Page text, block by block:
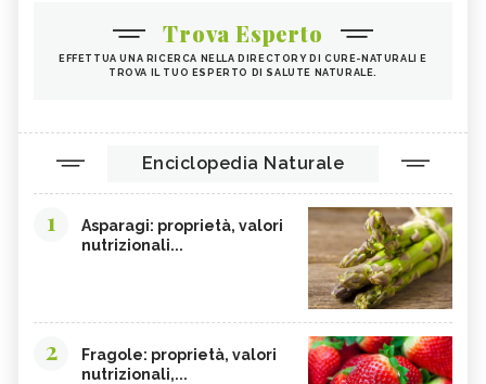
Trova Esperto
EFFETTUA UNA RICERCA NELLA DIRECTORY DI CURE-NATURALI E
TROVA IL TUO ESPERTO DI SALUTE NATURALE.
Enciclopedia Naturale
1
Asparagi: proprietà, valori
nutrizionali...
2
Fragole: proprietà, valori
nutrizionali,...